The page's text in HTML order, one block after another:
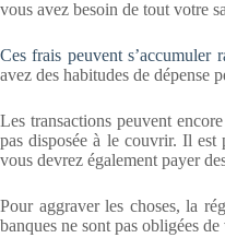
vous avez besoin de tout votre
Ces frais peuvent s’accumuler
avez des habitudes de dépense
Les transactions peuvent
pas disposée à le couvrir. Il est
vous devrez également payer
Pour aggraver les choses, la
banques ne sont pas obligées